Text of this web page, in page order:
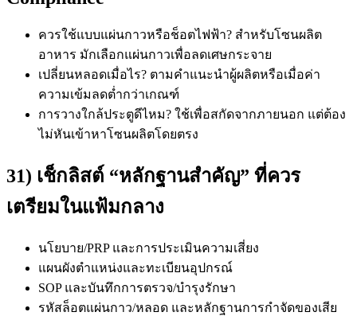
ควรใช้แบบแผ่นกาวหรือช็อตไฟฟ้า? สำหรับโซนผลิต
อาหาร มักเลือกแผ่นกาวเพื่อลดเศษกระจาย
เปลี่ยนหลอดเมื่อไร? ตามคำแนะนำผู้ผลิตหรือเมื่อค่า
ความเข้มลดต่ำกว่าเกณฑ์
การวางใกล้ประตูดีไหม? ใช้เพื่อสกัดจากภายนอก แต่ต้อง
ไม่หันเข้าหาโซนผลิตโดยตรง
31) เช็กลิสต์ “หลักฐานสำคัญ” ที่ควร
เตรียมในแฟ้มกลาง
นโยบาย/PRP และการประเมินความเสี่ยง
แผนผังตำแหน่งและทะเบียนอุปกรณ์
SOP และบันทึกการตรวจ/บำรุงรักษา
รหัสล็อตแผ่นกาว/หลอด และหลักฐานการกำจัดของเสีย